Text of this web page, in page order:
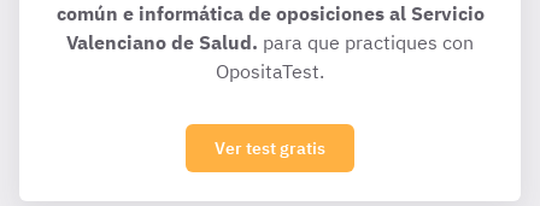
común e informática de oposiciones al Servicio
Valenciano de Salud. para que practiques con
OpositaTest.
Ver test gratis